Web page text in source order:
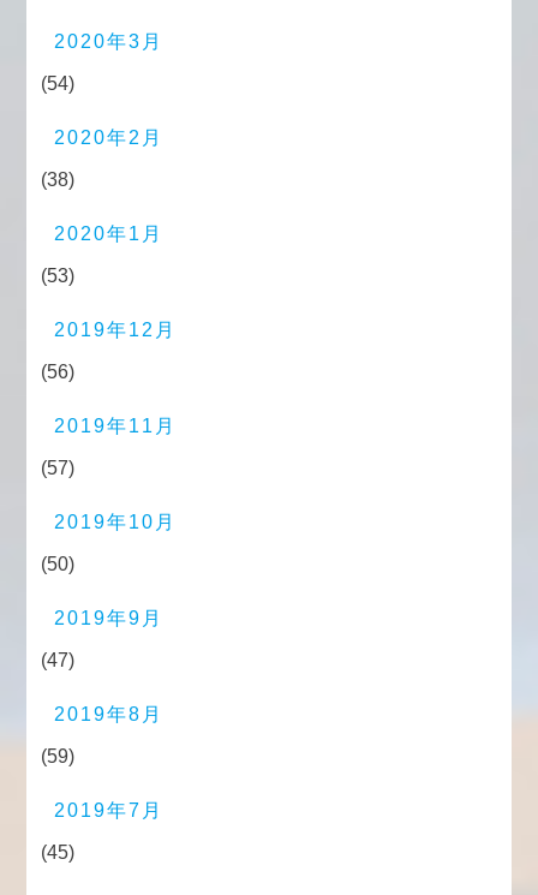
2020年3月
(54)
2020年2月
(38)
2020年1月
(53)
2019年12月
(56)
2019年11月
(57)
2019年10月
(50)
2019年9月
(47)
2019年8月
(59)
2019年7月
(45)